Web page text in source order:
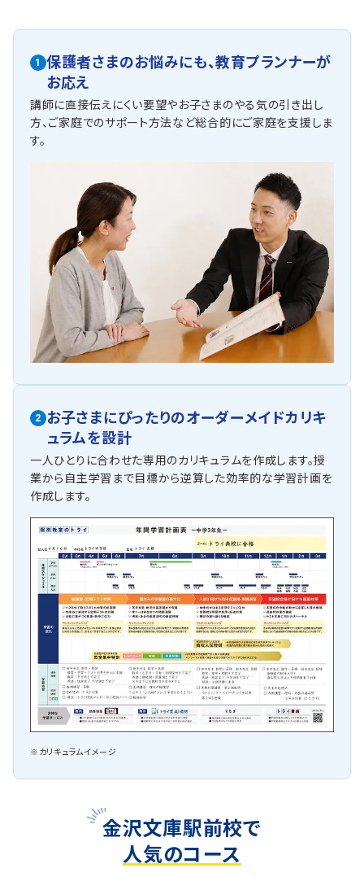
1 保護者さまのお悩みにも、教育プランナーが
お応え
講師に直接伝えにくい要望やお子さまのやる気の引き出し
方、ご家庭でのサポート方法など総合的にご家庭を支援しま
す。
2 お子さまにぴったりのオーダーメイドカリキ
ュラムを設計
一人ひとりに合わせた専用のカリキュラムを作成します。授
業から自主学習まで目標から逆算した効率的な学習計画を
作成します。
※カリキュラムイメージ
金沢文庫駅前校で
人気のコース